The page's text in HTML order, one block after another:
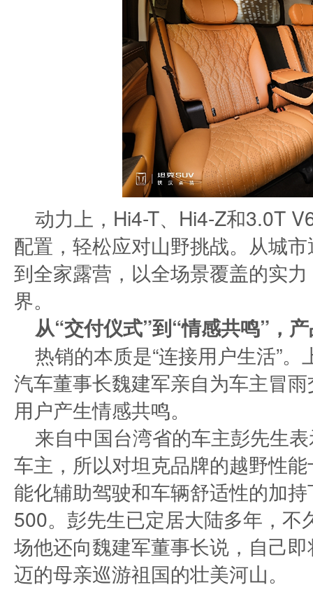
动力上，Hi4-T、Hi4-Z和3.0T
配置，轻松应对山野挑战。从城
到全家露营，以全场景覆盖的实
界。
从“交付仪式”到“情感共鸣”，
热销的本质是“连接用户生活”
汽车董事长魏建军亲自为车主冒
用户产生情感共鸣。​
来自中国台湾省的车主彭先生
车主，所以对坦克品牌的越野性
能化辅助驾驶和车辆舒适性的加
500。彭先生已定居大陆多年，
场他还向魏建军董事长说，自己
迈的母亲巡游祖国的壮美河山。